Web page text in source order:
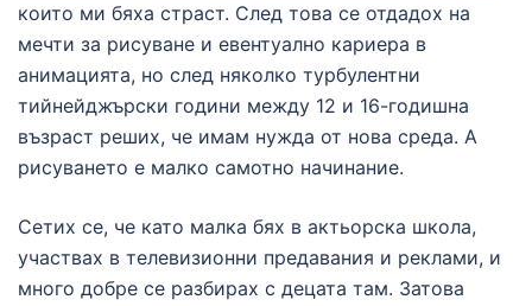
които ми бяха страст. След това се отдадох на
мечти за рисуване и евентуално кариера в
анимацията, но след няколко турбулентни
тийнейджърски години между 12 и 16-годишна
възраст реших, че имам нужда от нова среда. А
рисуването е малко самотно начинание.
Сетих се, че като малка бях в актьорска школа,
участвах в телевизионни предавания и реклами, и
много добре се разбирах с децата там. Затова